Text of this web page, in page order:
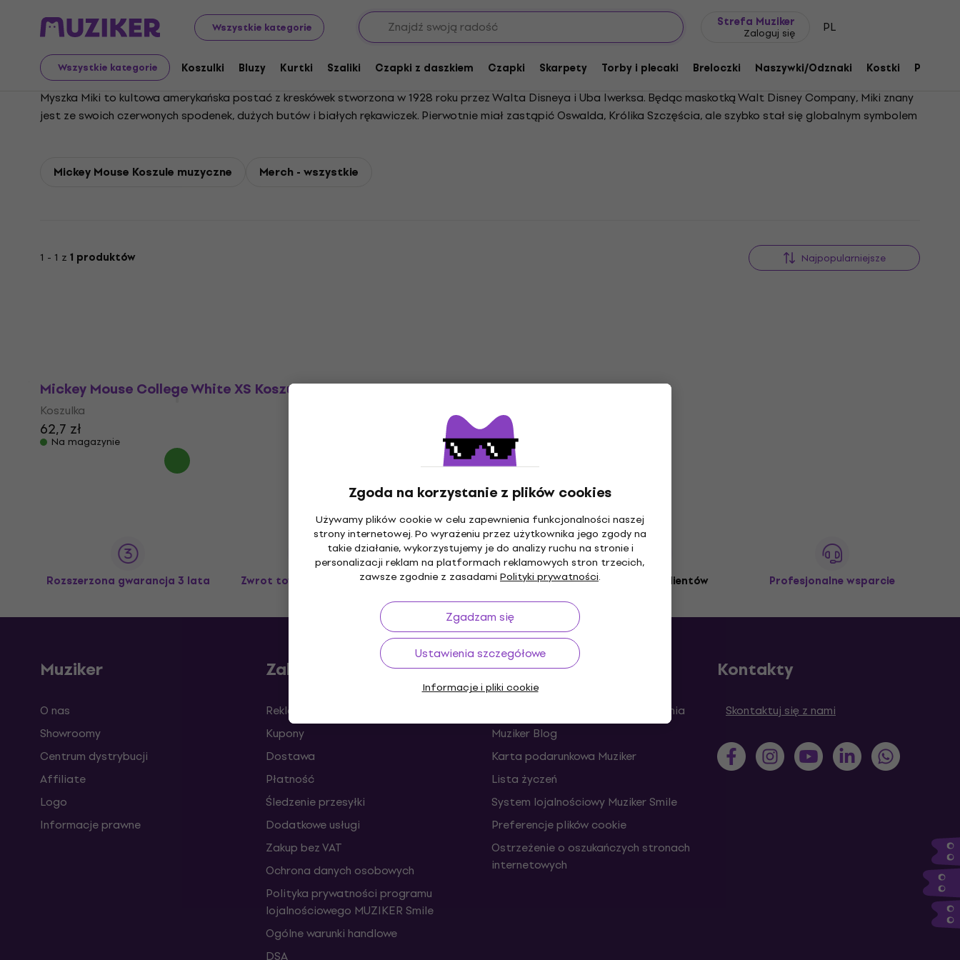
Wszystkie kategorie
Strefa Muziker
Zaloguj się PL
Wszystkie kategorie Koszulki Bluzy Kurtki Szaliki Czapki z daszkiem Czapki Skarpety Torby i plecaki Breloczki Naszywki/Odznaki Kostki Prezenty
Zgoda na korzystanie z plików cookies
Używamy plików cookie w celu zapewnienia funkcjonalności naszej
strony internetowej. Po wyrażeniu przez użytkownika jego zgody na
takie działanie, wykorzystujemy je do analizy ruchu na stronie i
personalizacji reklam na platformach reklamowych stron trzecich,
zawsze zgodnie z zasadami Polityki prywatności.
Zgadzam się
Ustawienia szczegółowe
Informacje i pliki cookie
Mickey Mouse
Myszka Miki to kultowa amerykańska postać z kreskówek stworzona w 1928 roku przez Walta Disneya i Uba Iwerksa. Będąc maskotką Walt Disney Company, Miki znany
jest ze swoich czerwonych spodenek, dużych butów i białych rękawiczek. Pierwotnie miał zastąpić Oswalda, Królika Szczęścia, ale szybko stał się globalnym symbolem
niemego, jego postać jest przedstawiana jako dzielny outsider, który pokonuje przeszkody z kreatywnością i optymizmem. Poza animacją, wpływ Mikiego obejmuje
Mickey Mouse Koszule muzyczne Merch - wszystkie
1 - 1 z 1 produktów Najpopularniejsze
Mickey Mouse College White XS Koszulka
Koszulka
62,7 zł
Na magazynie
Rozszerzona gwarancja 3 lata Zwrot towaru do 30 dni Transport gratisod 489 zł Ponad 3M+ klientów Profesjonalne wsparcie
Muziker
O nas
Showroomy
Centrum dystrybucji
Affiliate
Logo
Informacje prawne
Zakup
Reklamacje i odstąpienia od umowy
Kupony
Dostawa
Płatność
Śledzenie przesyłki
Dodatkowe usługi
Zakup bez VAT
Ochrona danych osobowych
Polityka prywatności programu
lojalnościowego MUZIKER Smile
Ogólne warunki handlowe
DSA
Użyteczne
FAQ - Najczęściej zadawane pytania
Muziker Blog
Karta podarunkowa Muziker
Lista życzeń
System lojalnościowy Muziker Smile
Preferencje plików cookie
Ostrzeżenie o oszukańczych stronach
internetowych
Kontakty
Skontaktuj się z nami